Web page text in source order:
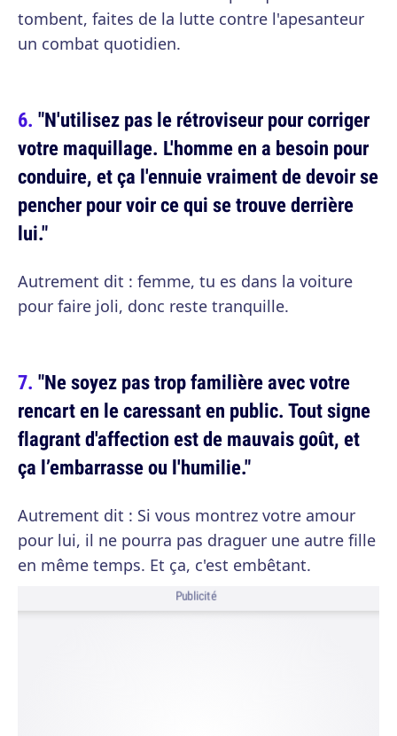
tombent, faites de la lutte contre l'apesanteur
un combat quotidien.
"N'utilisez pas le rétroviseur pour corriger
votre maquillage. L'homme en a besoin pour
conduire, et ça l'ennuie vraiment de devoir se
pencher pour voir ce qui se trouve derrière
lui."
Autrement dit : femme, tu es dans la voiture
pour faire joli, donc reste tranquille.
"Ne soyez pas trop familière avec votre
rencart en le caressant en public. Tout signe
flagrant d'affection est de mauvais goût, et
ça l’embarrasse ou l'humilie."
Autrement dit : Si vous montrez votre amour
pour lui, il ne pourra pas draguer une autre fille
en même temps. Et ça, c'est embêtant.
Publicité